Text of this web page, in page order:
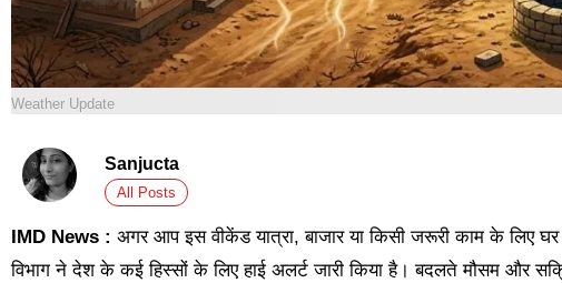
Weather Update
Sanjucta
All Posts
IMD News : अगर आप इस वीकेंड यात्रा, बाजार या किसी जरूरी काम के लिए
विभाग ने देश के कई हिस्सों के लिए हाई अलर्ट जारी किया है। बदलते मौसम और